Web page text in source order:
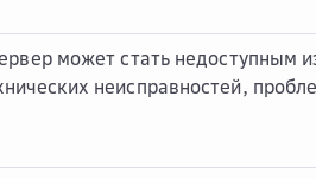
может стать недоступным
неисправностей,